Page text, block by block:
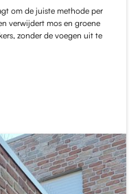
om de juiste methode per
verwijdert mos en groene
zonder de voegen uit te